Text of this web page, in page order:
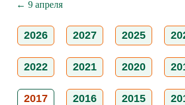
← 9 апреля
2026 2027 2025
2022 2021 2020
2017 2016 2015